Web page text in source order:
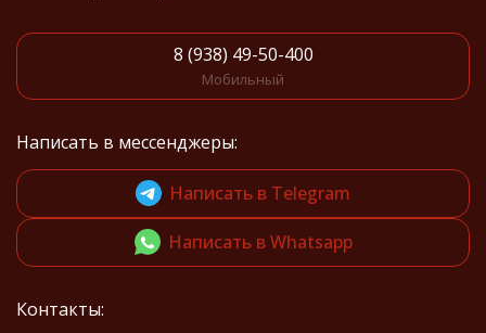
8 (938) 49-50-400
Мобильный
Написать в мессенджеры:
Написать в Telegram
Написать в Whatsapp
Контакты: